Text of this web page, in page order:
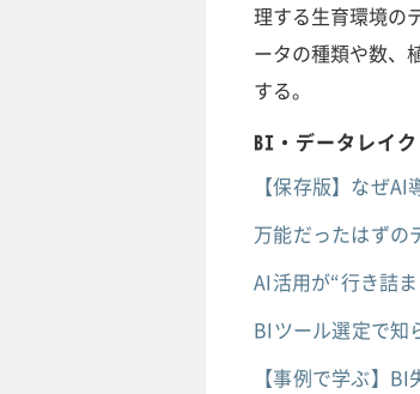
理する生育環境の
ータの種類や数、
する。
BI・データレイク
【保存版】なぜ
万能だったはずの
AI活用が“行き詰
BIツール選定で知
【事例で学ぶ】